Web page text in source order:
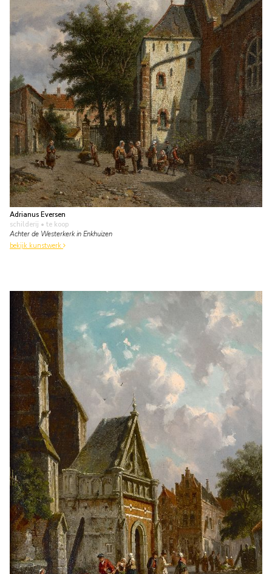
Adrianus Eversen
schilderij • te koop
Achter de Westerkerk in Enkhuizen
bekijk kunstwerk